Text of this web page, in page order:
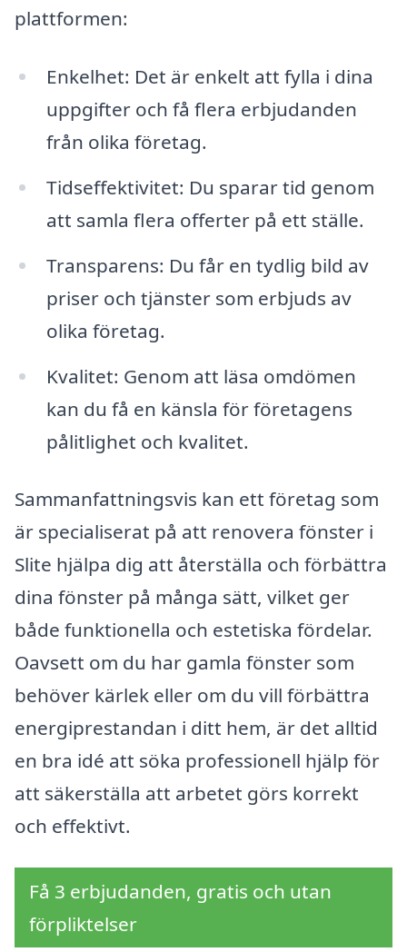
plattformen:
Enkelhet: Det är enkelt att fylla i dina
uppgifter och få flera erbjudanden
från olika företag.
Tidseffektivitet: Du sparar tid genom
att samla flera offerter på ett ställe.
Transparens: Du får en tydlig bild av
priser och tjänster som erbjuds av
olika företag.
Kvalitet: Genom att läsa omdömen
kan du få en känsla för företagens
pålitlighet och kvalitet.
Sammanfattningsvis kan ett företag som
är specialiserat på att renovera fönster i
Slite hjälpa dig att återställa och förbättra
dina fönster på många sätt, vilket ger
både funktionella och estetiska fördelar.
Oavsett om du har gamla fönster som
behöver kärlek eller om du vill förbättra
energiprestandan i ditt hem, är det alltid
en bra idé att söka professionell hjälp för
att säkerställa att arbetet görs korrekt
och effektivt.
Få 3 erbjudanden, gratis och utan
förpliktelser